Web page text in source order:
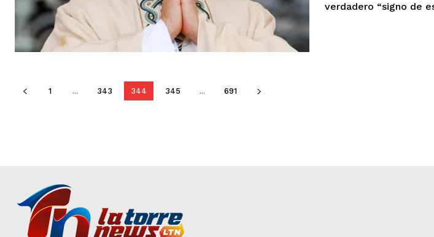
verdadero “signo de
1 ... 343 344 345 ... 691